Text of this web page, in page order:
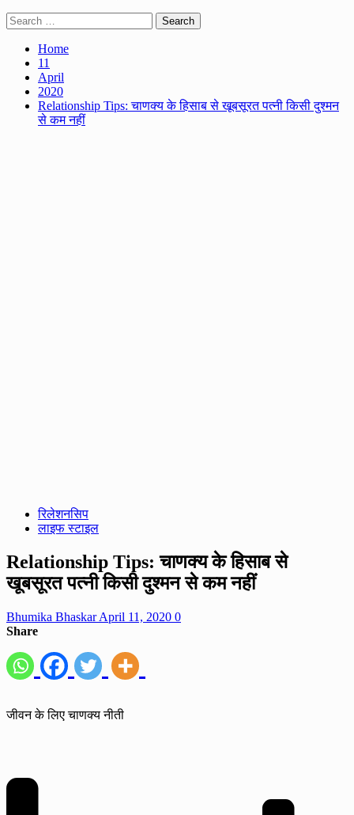
Search
for:
Home
11
April
2020
Relationship Tips: चाणक्य के हिसाब से खूबसूरत पत्नी किसी दुश्मन
से कम नहीं
रिलेशनसिप
लाइफ स्टाइल
Relationship Tips: चाणक्य के हिसाब से
खूबसूरत पत्नी किसी दुश्मन से कम नहीं
Bhumika BhaskarApril 11, 2020 0
Share
जीवन के लिए चाणक्य नीती